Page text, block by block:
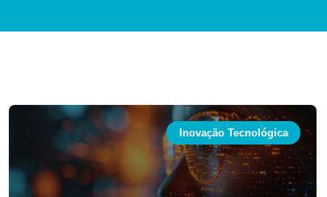
Inovação Tecnológica